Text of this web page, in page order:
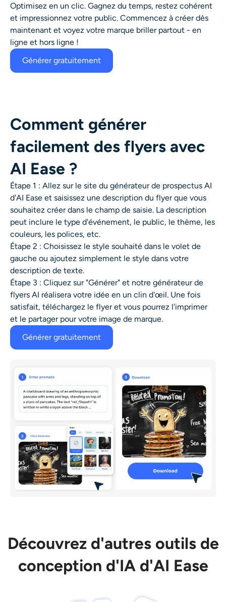
Optimisez en un clic. Gagnez du temps, restez cohérent
et impressionnez votre public. Commencez à créer dès
maintenant et voyez votre marque briller partout - en
ligne et hors ligne !
Générer gratuitement
Comment générer
facilement des flyers avec
AI Ease ?
Étape 1 : Allez sur le site du générateur de prospectus AI
d'AI Ease et saisissez une description du flyer que vous
souhaitez créer dans le champ de saisie. La description
peut inclure le type d'événement, le public, le thème, les
couleurs, les polices, etc.
Étape 2 : Choisissez le style souhaité dans le volet de
gauche ou ajoutez simplement le style dans votre
description de texte.
Étape 3 : Cliquez sur "Générer" et notre générateur de
flyers AI réalisera votre idée en un clin d'œil. Une fois
satisfait, téléchargez le flyer et vous pourrez l'imprimer
et le partager pour votre image de marque.
Générer gratuitement
Découvrez d'autres outils de
conception d'IA d'AI Ease